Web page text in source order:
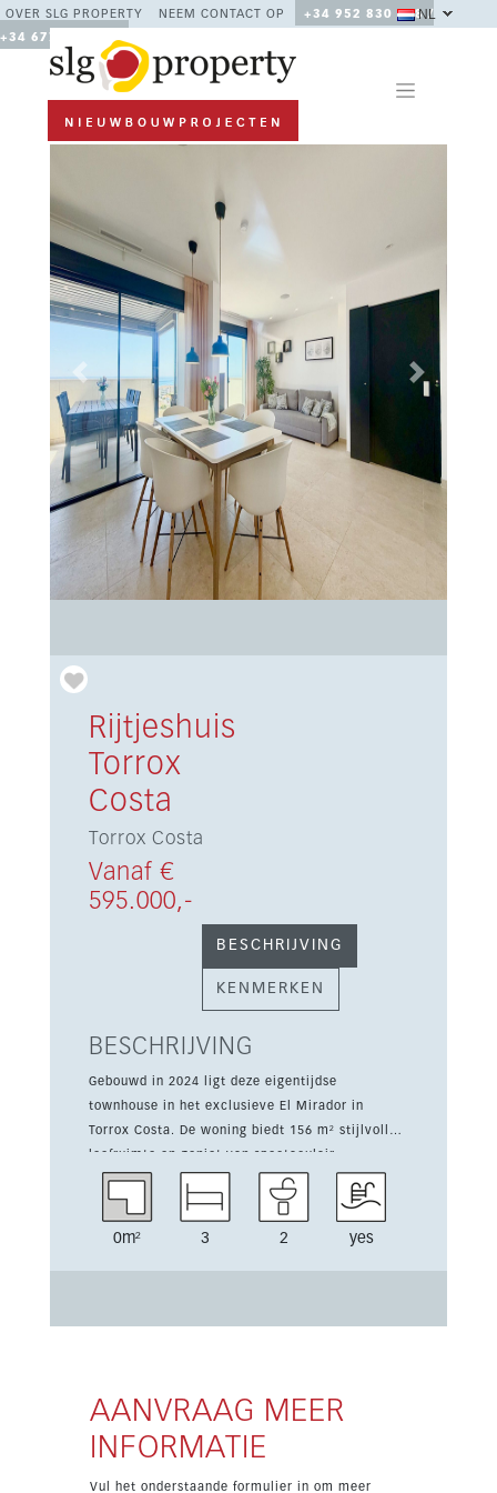
OVER SLG PROPERTY NEEM CONTACT OP
+34 952 830 378 /
+34 677 670 480
NL
Previous Next
Rijtjeshuis
Torrox
Costa
Torrox Costa
Vanaf €
595.000,-
BESCHRIJVING
KENMERKEN
BESCHRIJVING
Gebouwd in 2024 ligt deze eigentijdse
townhouse in het exclusieve El Mirador in
Torrox Costa. De woning biedt 156 m² stijlvolle
leefruimte en geniet van spectaculair
panoramisch zeezicht, op korte afstand van het
strand. El Mirador is een beveiligde
gemeenschappelijke voorzieningen zoals een
energiesystemen voor efficiënt en duurzaam
wonen. De hoofdverdieping heeft een lichte open
woon- en eetkamer, een volledig uitgeruste
0m² 3 2 yes
AANVRAAG MEER
INFORMATIE
Vul het onderstaande formulier in om meer